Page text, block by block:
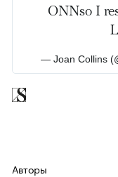
ONNso I
— Joan Collins
Авторы